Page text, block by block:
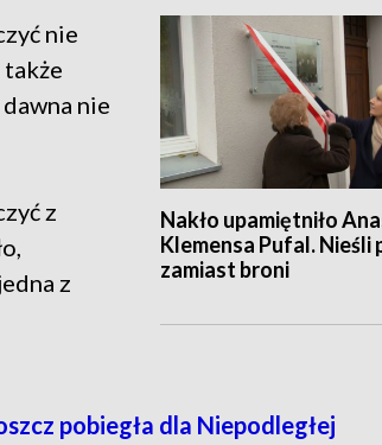
Nakło upamiętniło
Klemensa Pufal. Nieśli
zamiast broni
nie
także
nie
z
z
pobiegła dla Niepodległej